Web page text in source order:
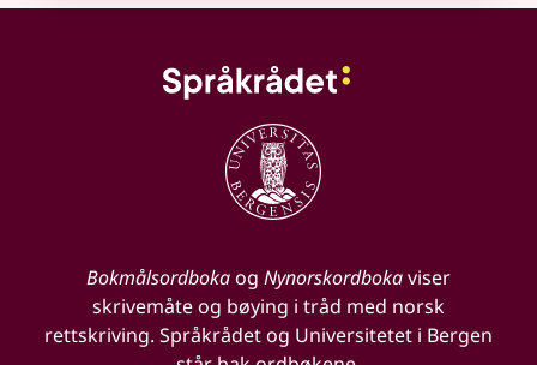
Bokmålsordbokaog Nynorskordbokaviser
skrivemåte og bøying i tråd med norsk
rettskriving. Språkrådet og Universitetet i Bergen